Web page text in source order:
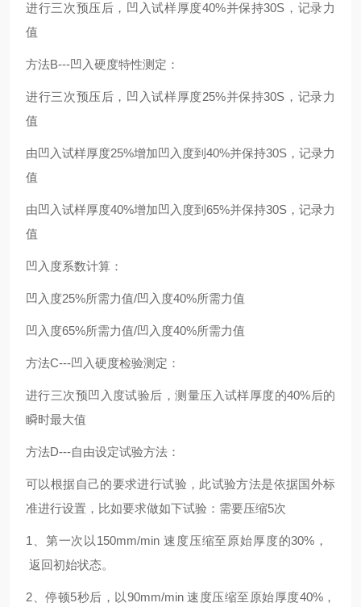
进行三次预压后，凹入试样厚度40%并保持30S，记录力
值
方法B---凹入硬度特性测定：
进行三次预压后，凹入试样厚度25%并保持30S，记录力
值
由凹入试样厚度25%增加凹入度到40%并保持30S，记录力
值
由凹入试样厚度40%增加凹入度到65%并保持30S，记录力
值
凹入度系数计算：
凹入度25%所需力值/凹入度40%所需力值
凹入度65%所需力值/凹入度40%所需力值
方法C---凹入硬度检验测定：
进行三次预凹入度试验后，测量压入试样厚度的40%后的
瞬时最大值
方法D---自由设定试验方法：
可以根据自己的要求进行试验，此试验方法是依据国外标
准进行设置，比如要求做如下试验：需要压缩5次
1、第一次以150mm/min 速度压缩至原始厚度的30%，
返回初始状态。
2、停顿5秒后，以90mm/min 速度压缩至原始厚度40%，